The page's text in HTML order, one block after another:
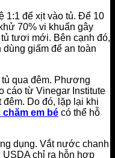
1:1 để xịt vào tủ. Để 10
70% vi khuẩn gây
tươi mới. Bên cạnh đó,
giấm để an toàn
tủ qua đêm. Phương
cáo từ Vinegar Institute
Do đó, lặp lại khi
em bé có thể hỗ
dụng. Vắt nước chanh
chỉ ra hỗn hợp